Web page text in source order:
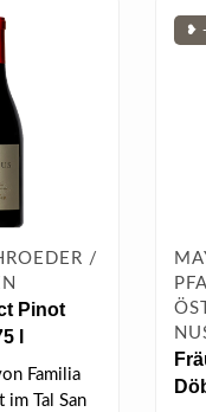
/
Pinot
l
Familia
im Tal San
❥